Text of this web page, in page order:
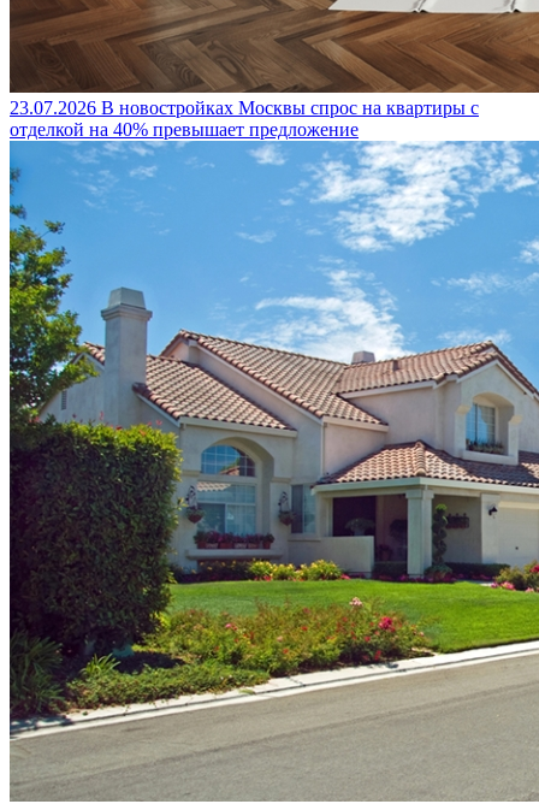
23.07.2026 В новостройках Москвы спрос на квартиры с
отделкой на 40% превышает предложение